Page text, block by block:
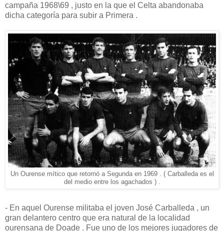
campaña 1968\69 , justo en la que el Celta abandonaba
dicha categoría para subir a Primera .
Un Ourense mítico que retornó a Segunda en 1969 . ( Carballeda es el
del medio entre los agachados ) .
- En aquel Ourense militaba el joven José Carballeda , un
gran delantero centro que era natural de la localidad
ourensana de Doade . Fue uno de los mejores jugadores de